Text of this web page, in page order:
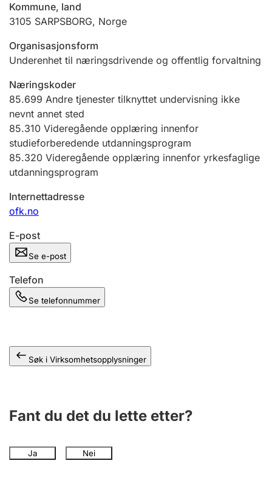
Andre tema
Kommune, land
3105 SARPSBORG, Norge
Organisasjonsform
Underenhet til næringsdrivende og offentlig forvaltning
Næringskoder
85.699 Andre tjenester tilknyttet undervisning ikke
nevnt annet sted
85.310 Videregående opplæring innenfor
studieforberedende utdanningsprogram
85.320 Videregående opplæring innenfor yrkesfaglige
utdanningsprogram
Internettadresse
ofk.no
E-post
Se e-post
Telefon
Se telefonnummer
Søk i Virksomhetsopplysninger
Fant du det du lette etter?
Ja Nei